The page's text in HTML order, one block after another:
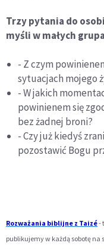
Trzy pytania do
myśli w małych
- Z czym
sytuacjach mojego
- W jakich
powinienem się
bez żadnej broni?
- Czy już kiedyś
pozostawić Bogu
Rozważania biblijne z Taizé-
publikujemy w każdą sobotę na